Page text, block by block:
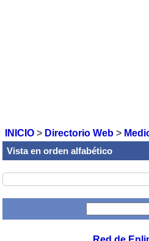
INICIO > Directorio Web >
Vista en orden alfabético